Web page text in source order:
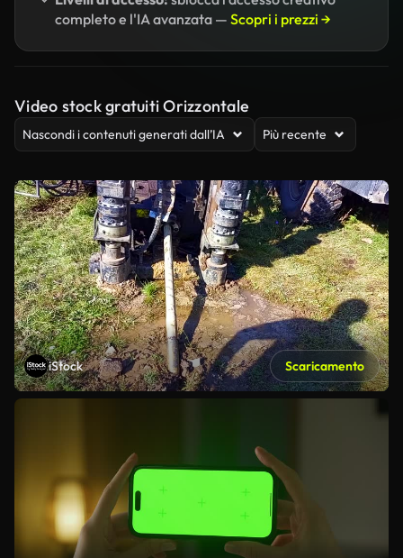
completo e l'IA avanzata — Scopri i prezzi →
Video stock gratuiti Orizzontale
Nascondi i contenuti generati dall’IA Più recente
iStock Scaricamento